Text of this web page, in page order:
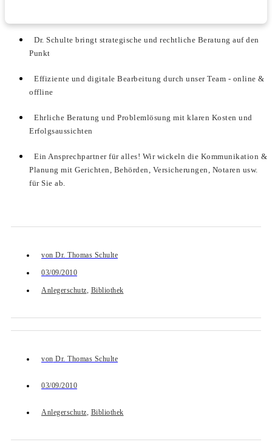
Dr. Schulte bringt strategische und rechtliche Beratung auf den
Punkt
Effiziente und digitale Bearbeitung durch unser Team - online &
offline
Ehrliche Beratung und Problemlösung mit klaren Kosten und
Erfolgsaussichten
Ein Ansprechpartner für alles! Wir wickeln die Kommunikation &
Planung mit Gerichten, Behörden, Versicherungen, Notaren usw.
für Sie ab.
von Dr. Thomas Schulte
03/09/2010
Anlegerschutz, Bibliothek
von Dr. Thomas Schulte
03/09/2010
Anlegerschutz, Bibliothek